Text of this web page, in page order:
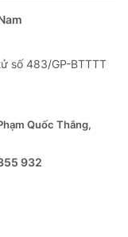
số 483/GP-BTTTT
Quốc Thắng,
932